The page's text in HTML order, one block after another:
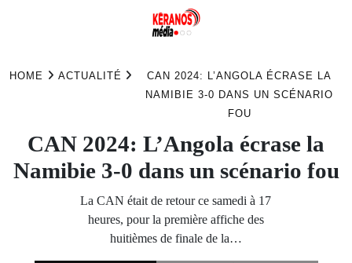
HOME ACTUALITÉ
CAN 2024: L’ANGOLA ÉCRASE LA
NAMIBIE 3-0 DANS UN SCÉNARIO
FOU
CAN 2024: L’Angola écrase la
Namibie 3-0 dans un scénario fou
La CAN était de retour ce samedi à 17
heures, pour la première affiche des
huitièmes de finale de la…